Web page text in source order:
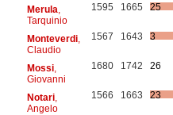
Merula
Tarquinio
1595 1665 25
Monteverdi,
Claudio
1567 1643 3
Mossi,
Giovanni
1680 1742 26
Notari,
Angelo
1566 1663 23